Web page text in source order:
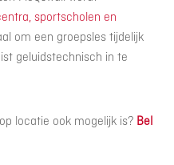
sportscholen en
om een groepsles tijdelijk
geluidstechnisch in te
locatie ook mogelijk is? Bel